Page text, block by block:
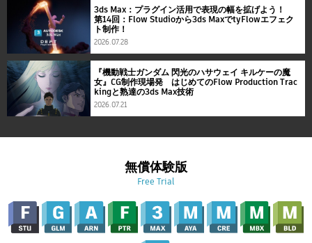
3ds Max：プラグイン活用で表現の幅を拡げよう！
第14回：Flow Studioから3ds MaxでtyFlowエフェク
ト制作！
2026.07.28
『機動戦士ガンダム 閃光のハサウェイ キルケーの魔
女』CG制作現場発 はじめてのFlow Production Trac
kingと熟達の3ds Max技術
2026.07.21
無償体験版
Free Trial